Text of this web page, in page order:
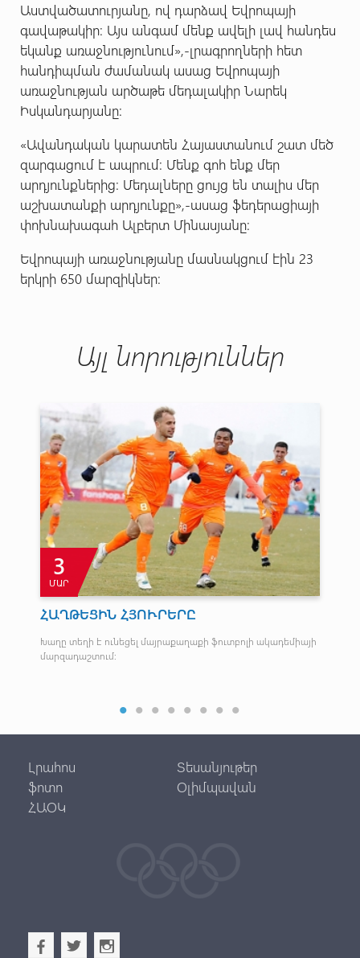
Աստվածատուրյանը, ով դարձավ Եվրոպայի
գավաթակիր: Այս անգամ մենք ավելի լավ հանդես
եկանք առաջնությունում»,-լրագրողների հետ
հանդիպման ժամանակ ասաց Եվրոպայի
առաջնության արծաթե մեդալակիր Նարեկ
Իսկանդարյանը:
«Ավանդական կարատեն Հայաստանում շատ մեծ
զարգացում է ապրում: Մենք գոհ ենք մեր
արդյունքներից: Մեդալները ցույց են տալիս մեր
աշխատանքի արդյունքը»,-ասաց ֆեդերացիայի
փոխնախագահ Ալբերտ Մինասյանը:
Եվրոպայի առաջնությանը մասնակցում էին 23
երկրի 650 մարզիկներ:
Այլ նորություններ
3
ՄԱՐ
ՀԱՂԹԵՑԻՆ ՀՅՈՒՐԵՐԸ
Խաղը տեղի է ունեցել մայրաքաղաքի ֆուտբոլի ակադեմիայի
մարզադաշտում:
Լրահոս
Տեսանյութեր
ֆոտո
Օլիմպավան
ՀԱՕԿ
b a x